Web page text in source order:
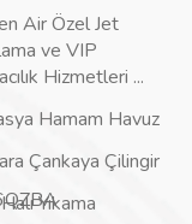
Air Özel Jet
ve VIP
Hizmetleri ...
Hamam Havuz
Çankaya Çilingir
Yıkama